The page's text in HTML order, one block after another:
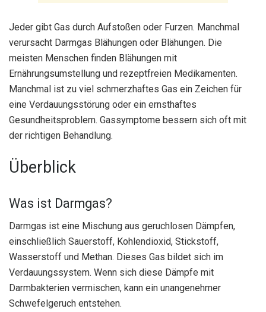
Jeder gibt Gas durch Aufstoßen oder Furzen. Manchmal
verursacht Darmgas Blähungen oder Blähungen. Die
meisten Menschen finden Blähungen mit
Ernährungsumstellung und rezeptfreien Medikamenten.
Manchmal ist zu viel schmerzhaftes Gas ein Zeichen für
eine Verdauungsstörung oder ein ernsthaftes
Gesundheitsproblem. Gassymptome bessern sich oft mit
der richtigen Behandlung.
Überblick
Was ist Darmgas?
Darmgas ist eine Mischung aus geruchlosen Dämpfen,
einschließlich Sauerstoff, Kohlendioxid, Stickstoff,
Wasserstoff und Methan. Dieses Gas bildet sich im
Verdauungssystem. Wenn sich diese Dämpfe mit
Darmbakterien vermischen, kann ein unangenehmer
Schwefelgeruch entstehen.